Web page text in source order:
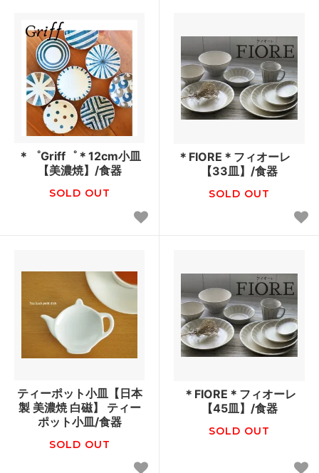
＊゜Griff゜＊12cm小皿
【美濃焼】/食器
SOLD OUT
＊FIORE＊フィオーレ
【33皿】/食器
SOLD OUT
ティーポット小皿【日本
製 美濃焼 白磁】 ティー
ポット小皿/食器
SOLD OUT
＊FIORE＊フィオーレ
【45皿】/食器
SOLD OUT